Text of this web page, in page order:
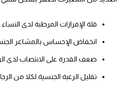
قلة الإفرازات المرطبة لدى النساء.
انخفاض الإحساس بالمشاعر
ضعف القدرة على الانتصاب لدى
تقليل الرغبة الجنسية لكلا من